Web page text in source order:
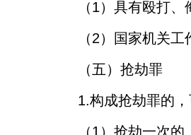
（1）具有殴打、
（2）国家机关工
（五）抢劫罪
1.构成抢劫罪的
（1）抢劫一次的